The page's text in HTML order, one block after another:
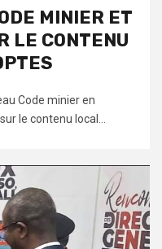
MINIER ET
LE CONTENU
Code minier en
le contenu local...